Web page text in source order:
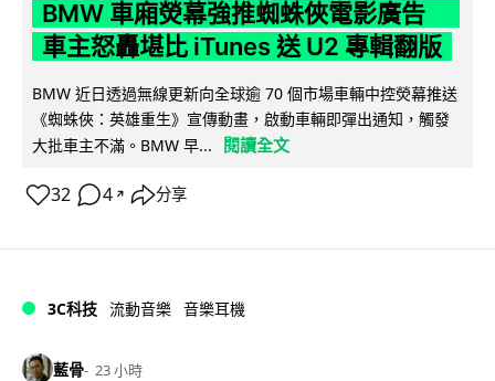
BMW 車廂熒幕強推蜘蛛俠電影廣告
車主怒轟堪比 iTunes 送 U2 專輯翻版
BMW 近日透過無線更新向全球逾 70 個市場車輛中控熒幕推送
《蜘蛛俠：英雄重生》宣傳動畫，啟動車輛即彈出通知，觸發
大批車主不滿。BMW 早...
閱讀全文
32 4 ↗ 分享
3C科技 流動音樂 音樂耳機
藍骨 23 小時